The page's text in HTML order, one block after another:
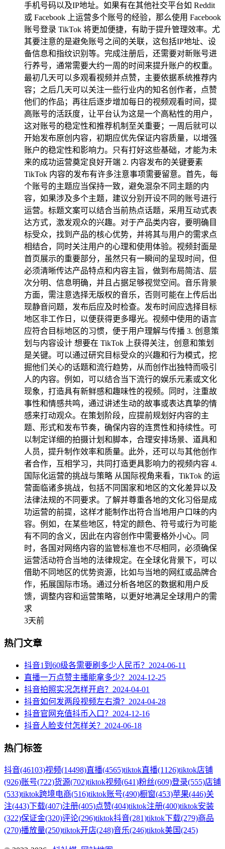
手机号码以及IP地址。如果有在其他社交平台如 Reddit
或 Facebook 上运营多个账号的经验，那么使用 Facebook
账号登录 TikTok 将更加便捷，有助于提升管理效率。尤
其要注意的是避免账号之间的关联，这包括IP地址、设
备信息和指纹识别等。完成注册后，还需要对新账号进
行养号，通常需要大约一周的时间来提升账户的权重。
最初几天可以多观看视频并点赞，主要依据系统推荐内
容；之后几天可以关注一些行业内的知名创作者，点赞
他们的作品；再往后逐步增加每日的视频观看时间，提
高账号的活跃度，让平台认为这是一个高粘性的用户，
这对账号的稳定性和推荐机制至关重要；一周后就可以
开始发布原创内容，初期应优先保证内容质量，以增强
账户的稳定性和影响力。只有打好这些基础，才能为未
来的成功运营奠定良好开端 2. 内容发布的关键要素
TikTok 内容的发布有许多注意事项需要留意。首先，每
个账号的主题应当保持一致，避免混杂不同主题的内
容，如果涉及多个主题，建议分别开设不同的账号进行
运营。标题文案可以结合当前热点话题，采用互动式表
达方式，激发观众的兴趣。对于产品类内容，要明确目
标受众，找到产品的核心优势，并将其与用户的需求点
相结合，同时关注用户的心理和使用体验。视频封面是
首页展示的重要部分，虽然只有一瞬间的呈现时间，但
必须清晰传达产品特点和内容主旨，做到布局简洁、层
次分明、信息明确，并且占据足够视觉空间。音乐背景
方面，需注意选择无版权的音乐，否则可能在上传后出
现静音问题，发布后应及时检查。发布时间应选择目标
地区非工作日，以便获得更多曝光。视频中使用的语言
应符合目标地区的习惯，便于用户理解与传播 3. 创意策
划与内容设计 想要在 TikTok 上获得关注，创意和策划
是关键。可以通过研究目标受众的兴趣和行为模式，挖
掘他们关心的话题和流行趋势，从而创作出独特而吸引
人的内容。例如，可以结合当下流行的娱乐元素或文化
现象，打造具有新鲜感和趣味性的视频。同时，注重故
事性和情感共鸣，通过讲述生动的故事或表达真挚的情
感来打动观众。在策划阶段，应提前规划好内容的主
题、形式和发布节奏，确保内容的连贯性和持续性。可
以制定详细的拍摄计划和脚本，合理安排场景、道具和
人员，提升制作效率和质量。此外，还可以与其他创作
者合作，互相学习，共同打造更具影响力的视频内容 4.
国际化运营的挑战与策略 从国际视角来看，TikTok 的运
营面临诸多挑战，包括不同国家和地区的文化差异以及
法律法规的不同要求。了解并尊重各地的文化习俗是成
功运营的前提，这样才能制作出符合当地用户口味的内
容。例如，在某些地区，特定的颜色、符号或行为可能
有不同的含义，因此在内容创作中需要格外小心。同
时，各国对网络内容的监管标准也不尽相同，必须确保
运营活动符合当地的法律规定。在全球化背景下，可以
借助不同地区的优势资源，比如与当地的网红或品牌合
作，拓展国际市场。通过分析各地区的数据和用户反
馈，调整内容和运营策略，以更好地满足全球用户的需
求
3天前
热门文章
抖音1到60级各需要刷多少人民币？ 2024-06-11
直播一万点赞主播能拿多少？ 2024-12-25
抖音拍照实况怎样开启？ 2024-04-01
抖音如何发两段视频左右滑？ 2024-04-28
抖音官网充值抖币入口？ 2024-12-16
抖音人脸支付怎样关？ 2024-06-18
热门标签
抖音(46103)视频(14498)直播(4565)tiktok直播(1126)tiktok店铺
(926)账号(722)货源(702)tiktok视频(641)粉丝(609)登录(555)店铺
(533)tiktok跨境电商(516)tiktok账号(490)橱窗(453)苹果(446)关
注(443)下载(407)注册(405)点赞(404)tiktok注册(400)tiktok安装
(322)保证金(320)评论(296)tiktok抖音(281)tiktok下载(279)商品
(270)播放量(250)tiktok开店(248)音乐(246)tiktok美国(245)